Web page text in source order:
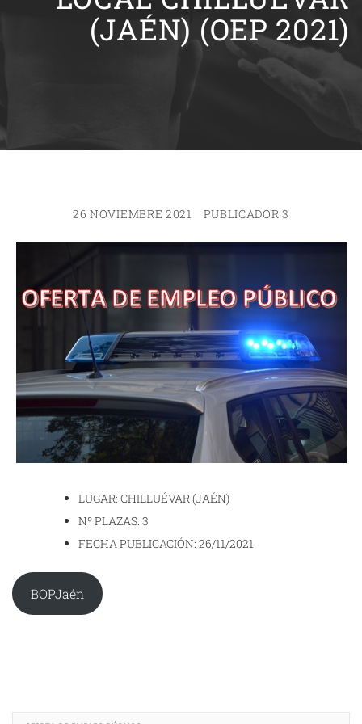
(JAÉN) (OEP 2021)
26 NOVIEMBRE 2021 PUBLICADOR 3
LUGAR: CHILLUÉVAR (JAÉN)
Nº PLAZAS: 3
FECHA PUBLICACIÓN: 26/11/2021
BOPJaén